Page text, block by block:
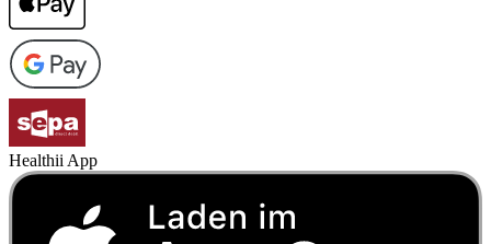
Healthii App